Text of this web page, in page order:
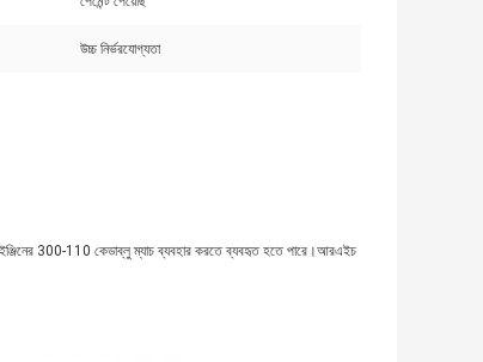
উচ্চ নির্ভরযোগ্যতা
ইঞ্জিনের 300-110 কেডাব্লু ম্যাচ ব্যবহার করতে ব্যবহৃত হতে পারে।আরএইচ